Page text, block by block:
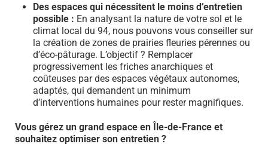
Des espaces qui nécessitent le moins d’entretien
possible : En analysant la nature de votre sol et le
climat local du 94, nous pouvons vous conseiller sur
la création de zones de prairies fleuries pérennes ou
d’éco-pâturage. L’objectif ? Remplacer
progressivement les friches anarchiques et
coûteuses par des espaces végétaux autonomes,
adaptés, qui demandent un minimum
d’interventions humaines pour rester magnifiques.
Vous gérez un grand espace en Île-de-France et
souhaitez optimiser son entretien ?